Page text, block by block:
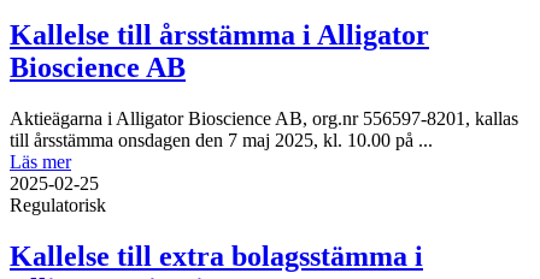
Kallelse till årsstämma i Alligator
Bioscience AB
Aktieägarna i Alligator Bioscience AB, org.nr 556597-8201, kallas
till årsstämma onsdagen den 7 maj 2025, kl. 10.00 på ...
Läs mer
2025-02-25
Regulatorisk
Kallelse till extra bolagsstämma i